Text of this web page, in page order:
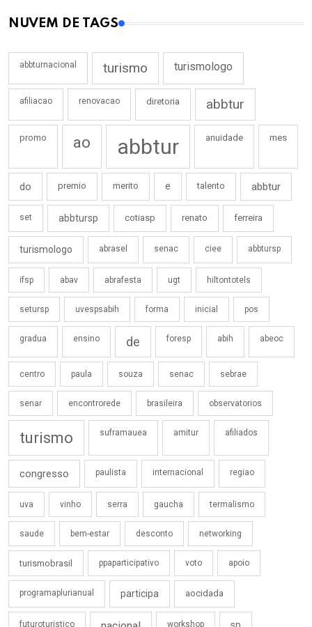
NUVEM DE TAGS
abbturnacional turismo turismologo
afiliacao renovacao diretoria abbtur
promo ao abbtur anuidade mes
do premio merito e talento abbtur
set abbtursp cotiasp renato ferreira
turismologo abrasel senac ciee abbtursp
ifsp abav abrafesta ugt hiltontotels
setursp uvespsabih forma inicial pos
gradua ensino de foresp abih abeoc
centro paula souza senac sebrae
senar encontrorede brasileira observatorios
turismo suframauea amitur afiliados
congresso paulista internacional regiao
uva vinho serra gaucha termalismo
saude bem-estar desconto networking
turismobrasil ppaparticipativo voto apoio
programaplurianual participa aocidada
futuroturistico workshop